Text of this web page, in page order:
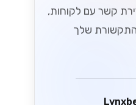
קשר עם לקוחות,
התקשורת שלך